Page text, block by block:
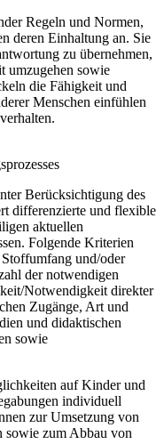
Regeln und Normen,
deren Einhaltung an. Sie
zu übernehmen,
umzugehen sowie
die Fähigkeit und
Menschen einfühlen
Berücksichtigung des
differenzierte und flexible
aktuellen
Folgende Kriterien
und/oder
der notwendigen
Notwendigkeit direkter
Zugänge, Art und
und didaktischen
sowie
auf Kinder und
individuell
zur Umsetzung von
sowie zum Abbau von